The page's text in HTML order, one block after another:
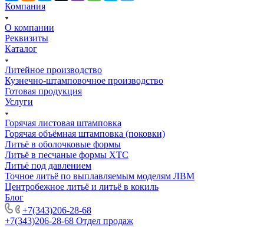
Компания
О компании
Реквизиты
Каталог
Литейное производство
Кузнечно-штамповочное производство
Готовая продукция
Услуги
Горячая листовая штамповка
Горячая объёмная штамповка (поковки)
Литьё в оболочковые формы
Литьё в песчаные формы ХТС
Литьё под давлением
Точное литьё по выплавляемым моделям ЛВМ
Центробежное литьё и литьё в кокиль
Блог
+7(343)206-28-68
+7(343)206-28-68 Отдел продаж